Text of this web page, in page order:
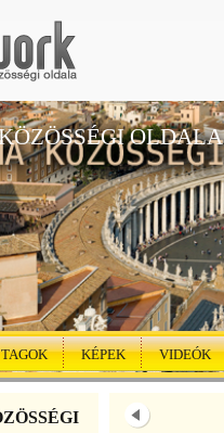
OLDALA
TAGOK KÉPEK VIDEÓK